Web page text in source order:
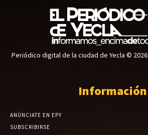
Periódico digital de la ciudad de Yecla © 2026
Información
ANÚNCIATE EN EPY
SUBSCRIBIRSE